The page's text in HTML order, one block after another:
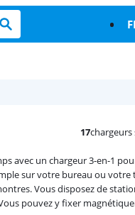
17chargeurs
un chargeur 3-en-1
sur votre bureau ou votre
Vous disposez de
pouvez y fixer